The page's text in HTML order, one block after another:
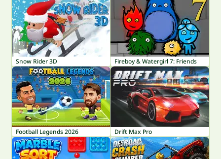
Snow Rider 3D Fireboy & Watergirl 7: Friends
Football Legends 2026 Drift Max Pro